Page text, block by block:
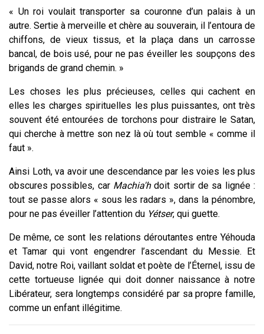
« Un roi voulait transporter sa couronne d’un palais à un
autre. Sertie à merveille et chère au souverain, il l’entoura de
chiffons, de vieux tissus, et la plaça dans un carrosse
bancal, de bois usé, pour ne pas éveiller les soupçons des
brigands de grand chemin. »
Les choses les plus précieuses, celles qui cachent en
elles les charges spirituelles les plus puissantes, ont très
souvent été entourées de torchons pour distraire le Satan,
qui cherche à mettre son nez là où tout semble « comme il
faut ».
Ainsi Loth, va avoir une descendance par les voies les plus
obscures possibles, car Machia'hdoit sortir de sa lignée :
tout se passe alors « sous les radars », dans la pénombre,
pour ne pas éveiller l’attention du Yétser, qui guette.
De même, ce sont les relations déroutantes entre Yéhouda
et Tamar qui vont engendrer l’ascendant du Messie. Et
David, notre Roi, vaillant soldat et poète de l’Éternel, issu de
cette tortueuse lignée qui doit donner naissance à notre
Libérateur, sera longtemps considéré par sa propre famille,
comme un enfant illégitime.